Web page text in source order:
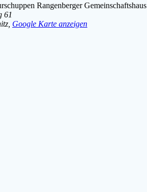
Rangenberger Gemeinschaftshaus
61
Google Karte anzeigen